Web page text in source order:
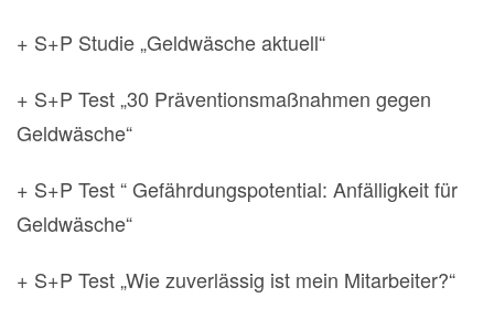
+ S+P Studie „Geldwäsche aktuell“
+ S+P Test „30 Präventionsmaßnahmen gegen
Geldwäsche“
+ S+P Test “ Gefährdungspotential: Anfälligkeit für
Geldwäsche“
+ S+P Test „Wie zuverlässig ist mein Mitarbeiter?“